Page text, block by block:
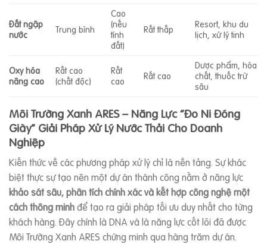
Đất ngập
nước
Trung bình
Cao
(nếu
tính
đất)
Rất thấp
Resort, khu du
lịch, xử lý tinh
Oxy hóa
nâng cao
Rất cao
(chất độc)
Rất
cao
Rất cao
Dược phẩm, hóa
chất, thuốc trừ
sâu
Môi Trường Xanh ARES – Năng Lực “Đo Ni Đóng
Giày” Giải Pháp Xử Lý Nước Thải Cho Doanh
Nghiệp
Kiến thức về các phương pháp xử lý chỉ là nền tảng. Sự khác
biệt thực sự tạo nên một dự án thành công nằm ở năng lực
khảo sát sâu, phân tích chính xác và kết hợp công nghệ một
cách thông minhđể tạo ra giải pháp tối ưu duy nhất cho từng
khách hàng. Đây chính là DNA và là năng lực cốt lõi đã được
Môi Trường Xanh ARES chứng minh qua hàng trăm dự án.